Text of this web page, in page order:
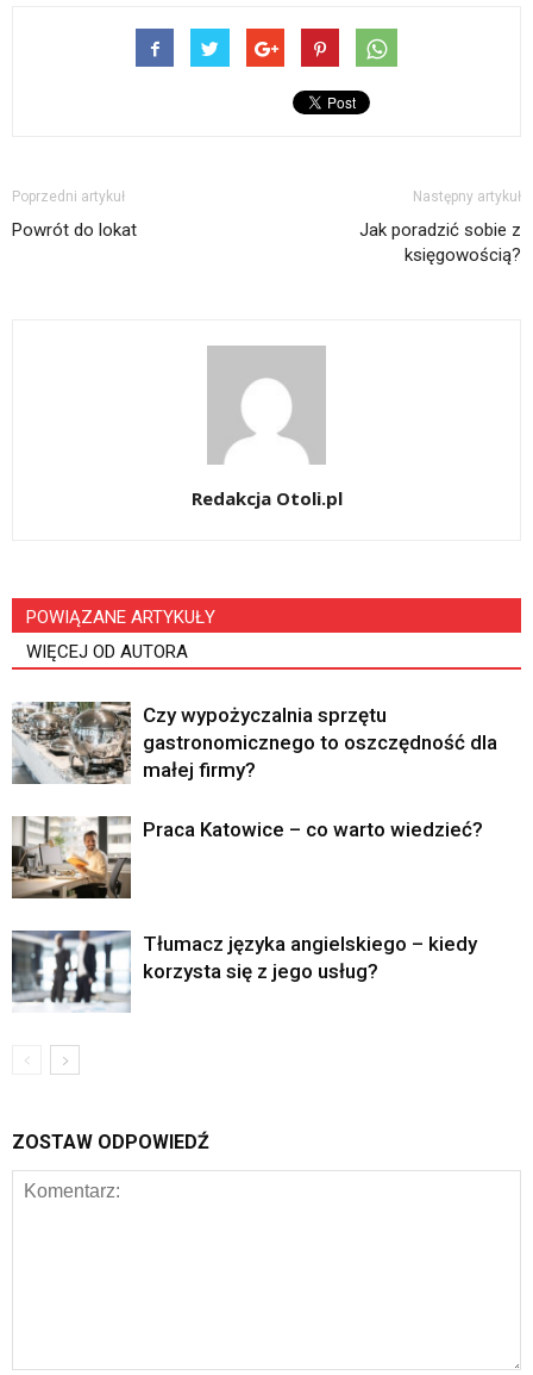
Poprzedni artykuł
Powrót do lokat
Następny artykuł
Jak poradzić sobie z
księgowością?
Redakcja Otoli.pl
POWIĄZANE ARTYKUŁY
WIĘCEJ OD AUTORA
Czy wypożyczalnia sprzętu
gastronomicznego to oszczędność dla
małej firmy?
Praca Katowice – co warto wiedzieć?
Tłumacz języka angielskiego – kiedy
korzysta się z jego usług?
ZOSTAW ODPOWIEDŹ